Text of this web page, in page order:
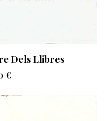
Dels Llibres
€